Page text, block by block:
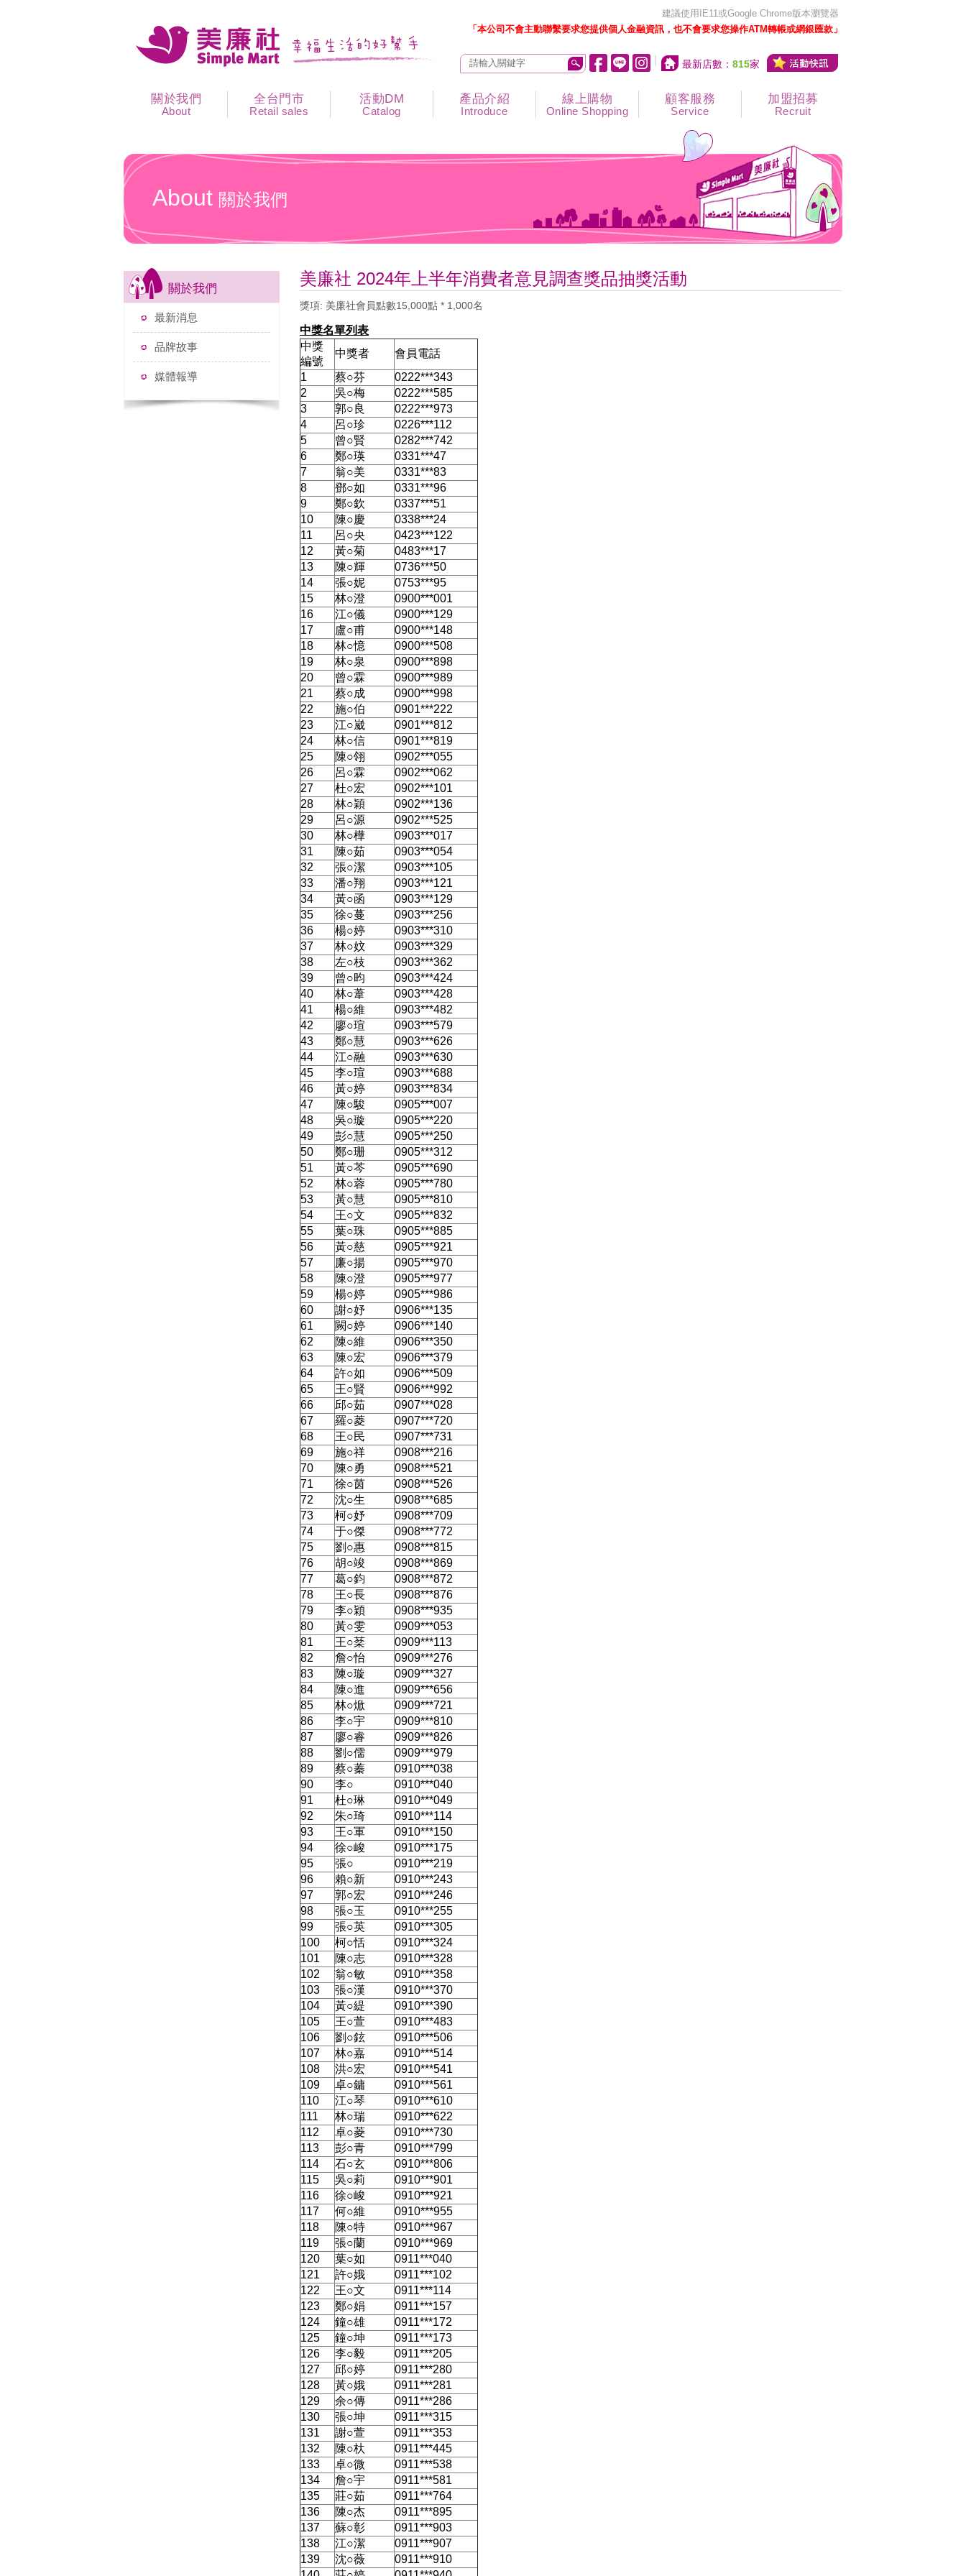
建議使用IE11或Google Chrome版本瀏覽器
「本公司不會主動聯繫要求您提供個人金融資訊，也不會要求您操作ATM轉帳或網銀匯款」
最新店數： 815家
關於我們
About
全台門市
Retail sales
活動DM
Catalog
產品介紹
Introduce
線上購物
Online Shopping
顧客服務
Service
加盟招募
Recruit
About 關於我們
關於我們
最新消息
品牌故事
媒體報導
美廉社 2024年上半年消費者意見調查獎品抽獎活動
獎項: 美廉社會員點數15,000點 * 1,000名
中獎名單列表
中獎
編號
中獎者
會員電話
1
蔡○芬
0222***343
2
吳○梅
0222***585
3
郭○良
0222***973
4
呂○珍
0226***112
5
曾○賢
0282***742
6
鄭○瑛
0331***47
7
翁○美
0331***83
8
鄧○如
0331***96
9
鄭○欽
0337***51
10
陳○慶
0338***24
11
呂○央
0423***122
12
黃○菊
0483***17
13
陳○輝
0736***50
14
張○妮
0753***95
15
林○澄
0900***001
16
江○儀
0900***129
17
盧○甫
0900***148
18
林○憶
0900***508
19
林○泉
0900***898
20
曾○霖
0900***989
21
蔡○成
0900***998
22
施○伯
0901***222
23
江○崴
0901***812
24
林○信
0901***819
25
陳○翎
0902***055
26
呂○霖
0902***062
27
杜○宏
0902***101
28
林○穎
0902***136
29
呂○源
0902***525
30
林○樺
0903***017
31
陳○茹
0903***054
32
張○潔
0903***105
33
潘○翔
0903***121
34
黃○函
0903***129
35
徐○蔓
0903***256
36
楊○婷
0903***310
37
林○妏
0903***329
38
左○枝
0903***362
39
曾○昀
0903***424
40
林○葦
0903***428
41
楊○維
0903***482
42
廖○瑄
0903***579
43
鄭○慧
0903***626
44
江○融
0903***630
45
李○瑄
0903***688
46
黃○婷
0903***834
47
陳○駿
0905***007
48
吳○璇
0905***220
49
彭○慧
0905***250
50
鄭○珊
0905***312
51
黃○芩
0905***690
52
林○蓉
0905***780
53
黃○慧
0905***810
54
王○文
0905***832
55
葉○珠
0905***885
56
黃○慈
0905***921
57
廉○揚
0905***970
58
陳○澄
0905***977
59
楊○婷
0905***986
60
謝○妤
0906***135
61
闕○婷
0906***140
62
陳○維
0906***350
63
陳○宏
0906***379
64
許○如
0906***509
65
王○賢
0906***992
66
邱○茹
0907***028
67
羅○菱
0907***720
68
王○民
0907***731
69
施○祥
0908***216
70
陳○勇
0908***521
71
徐○茵
0908***526
72
沈○生
0908***685
73
柯○妤
0908***709
74
于○傑
0908***772
75
劉○惠
0908***815
76
胡○竣
0908***869
77
葛○鈞
0908***872
78
王○長
0908***876
79
李○穎
0908***935
80
黃○雯
0909***053
81
王○棻
0909***113
82
詹○怡
0909***276
83
陳○璇
0909***327
84
陳○進
0909***656
85
林○焮
0909***721
86
李○宇
0909***810
87
廖○睿
0909***826
88
劉○儒
0909***979
89
蔡○蓁
0910***038
90
李○
0910***040
91
杜○琳
0910***049
92
朱○琦
0910***114
93
王○軍
0910***150
94
徐○峻
0910***175
95
張○
0910***219
96
賴○新
0910***243
97
郭○宏
0910***246
98
張○玉
0910***255
99
張○英
0910***305
100
柯○恬
0910***324
101
陳○志
0910***328
102
翁○敏
0910***358
103
張○漢
0910***370
104
黃○緹
0910***390
105
王○萱
0910***483
106
劉○鉉
0910***506
107
林○嘉
0910***514
108
洪○宏
0910***541
109
卓○鏞
0910***561
110
江○琴
0910***610
111
林○瑞
0910***622
112
卓○菱
0910***730
113
彭○青
0910***799
114
石○玄
0910***806
115
吳○莉
0910***901
116
徐○峻
0910***921
117
何○維
0910***955
118
陳○特
0910***967
119
張○蘭
0910***969
120
葉○如
0911***040
121
許○娥
0911***102
122
王○文
0911***114
123
鄭○娟
0911***157
124
鐘○雄
0911***172
125
鐘○坤
0911***173
126
李○毅
0911***205
127
邱○婷
0911***280
128
黃○娥
0911***281
129
余○傳
0911***286
130
張○坤
0911***315
131
謝○萱
0911***353
132
陳○杕
0911***445
133
卓○微
0911***538
134
詹○宇
0911***581
135
莊○茹
0911***764
136
陳○杰
0911***895
137
蘇○彰
0911***903
138
江○潔
0911***907
139
沈○薇
0911***910